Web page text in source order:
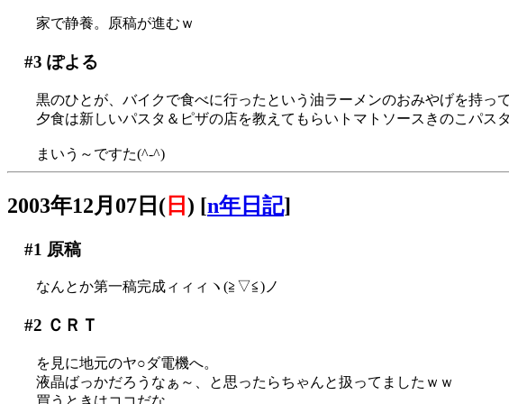
家で静養。原稿が進むｗ
#3 ぽよる
黒のひとが、バイクで食べに行ったという油ラーメンのおみやげを持っ
夕食は新しいパスタ＆ピザの店を教えてもらいトマトソースきのこパス
まいう～ですた(^-^)
2003年12月07日( 日 ) [n年日記]
#1 原稿
なんとか第一稿完成ィィィヽ(≧▽≦)ノ
#2 ＣＲＴ
を見に地元のヤ○ダ電機へ。
液晶ばっかだろうなぁ～、と思ったらちゃんと扱ってましたｗｗ
買うときはココだな…。